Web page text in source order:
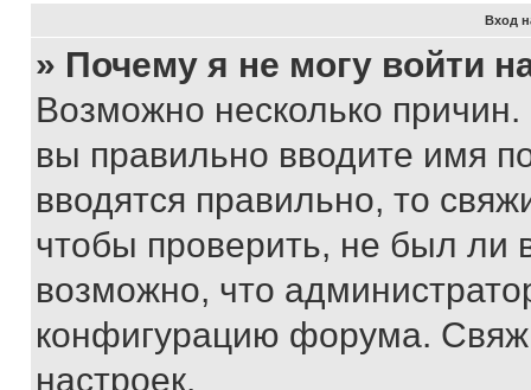
Вход
» Почему я не могу войти
Возможно несколько
вы правильно вводите имя
вводятся правильно, то
чтобы проверить, не был ли
возможно, что
конфигурацию форума.
настроек.